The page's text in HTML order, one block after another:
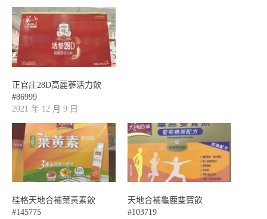
正官庄28D高麗蔘活力飲
#86999
2021 年 12 月 9 日
桂格天地合補葉黃素飲
#145775
天地合補龜鹿雙寶飲
#103719